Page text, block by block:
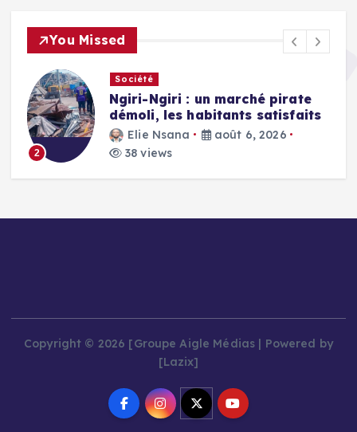
You Missed
2
Société
Ngiri-Ngiri : un marché pirate
démoli, les habitants satisfaits
Elie Nsana
août 6, 2026
38 views
Copyright © 2026 [Groupe Aigle Médias | Powered by
[Lazix]